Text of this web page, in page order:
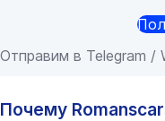
Отправим в Telegram /
Почему